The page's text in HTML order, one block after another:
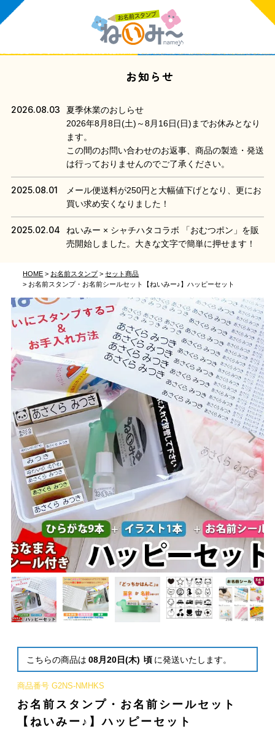
お知らせ
2026.08.03
夏季休業のおしらせ
2026年8月8日(土)～8月16日(日)までお休みとなり
ます。
この間のお問い合わせのお返事、商品の製造・発送
は行っておりませんのでご了承ください。
2025.08.01
メール便送料が250円と大幅値下げとなり、更にお
買い求め安くなりました！
2025.02.04
ねいみー × シャチハタコラボ 「おむつポン」を販
売開始しました。大きな文字で簡単に押せます！
HOME お名前スタンプ
セット商品
お名前スタンプ・お名前シールセット【ねいみー♪】ハッピーセット
こちらの商品は 08月20日(木) 頃 に発送いたします。
商品番号 G2NS-NMHKS
お名前スタンプ・お名前シールセット
【ねいみー♪】ハッピーセット